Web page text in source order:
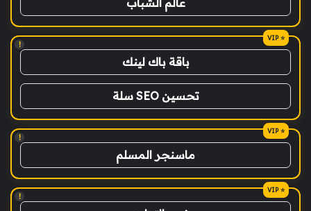
عالم الشباب
!
باقة باك لينك
تحسين SEO سلة
!
ماسنجر المسلم
!